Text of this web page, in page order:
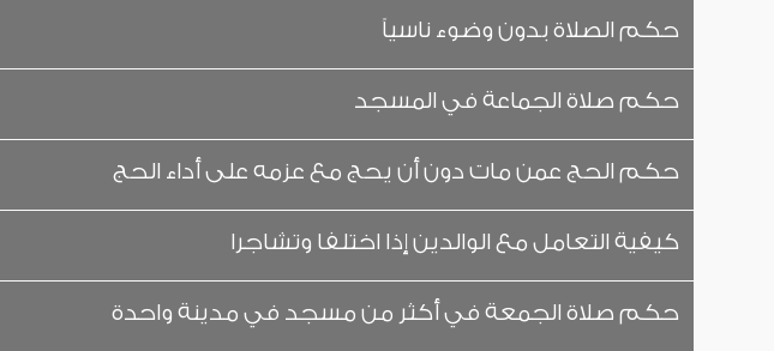
حكم الصلاة بدون وضوء ناسياً
حكم صلاة الجماعة في المسجد
حكم الحج عمن مات دون أن يحج مع عزمه على أداء الحج
كيفية التعامل مع الوالدين إذا اختلفا وتشاجرا
حكم صلاة الجمعة في أكثر من مسجد في مدينة واحدة